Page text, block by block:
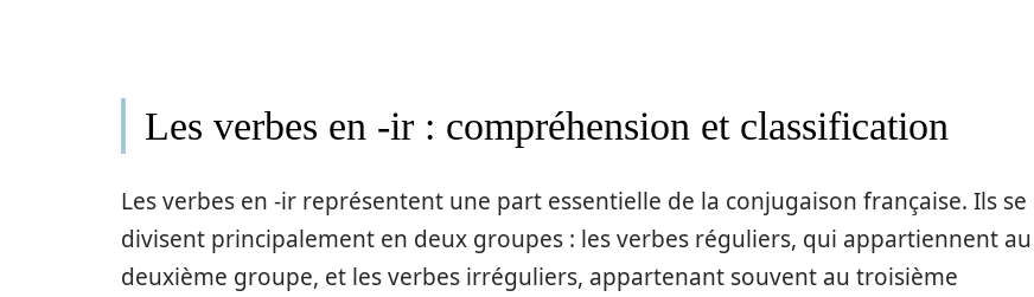
Les verbes en -ir : compréhension et classification
Les verbes en -ir représentent une part essentielle de la conjugaison française. Ils se
divisent principalement en deux groupes : les verbes réguliers, qui appartiennent au
deuxième groupe, et les verbes irréguliers, appartenant souvent au troisième